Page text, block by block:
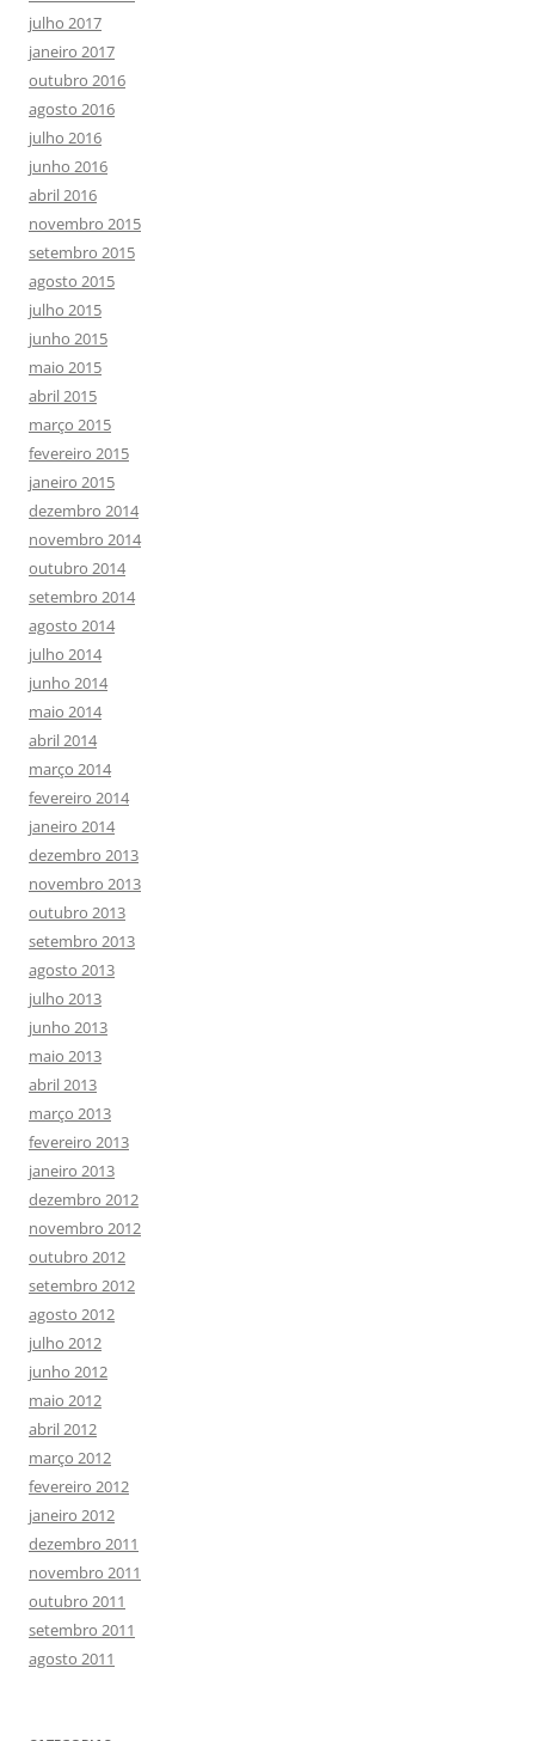
julho 2017
janeiro 2017
outubro 2016
agosto 2016
julho 2016
junho 2016
abril 2016
novembro 2015
setembro 2015
agosto 2015
julho 2015
junho 2015
maio 2015
abril 2015
março 2015
fevereiro 2015
janeiro 2015
dezembro 2014
novembro 2014
outubro 2014
setembro 2014
agosto 2014
julho 2014
junho 2014
maio 2014
abril 2014
março 2014
fevereiro 2014
janeiro 2014
dezembro 2013
novembro 2013
outubro 2013
setembro 2013
agosto 2013
julho 2013
junho 2013
maio 2013
abril 2013
março 2013
fevereiro 2013
janeiro 2013
dezembro 2012
novembro 2012
outubro 2012
setembro 2012
agosto 2012
julho 2012
junho 2012
maio 2012
abril 2012
março 2012
fevereiro 2012
janeiro 2012
dezembro 2011
novembro 2011
outubro 2011
setembro 2011
agosto 2011